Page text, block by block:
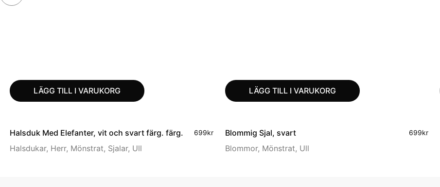
LÄGG TILL I VARUKORG
Halsduk Med Elefanter, vit och svart färg. färg. 699kr
Halsdukar, Herr, Mönstrat, Sjalar, Ull
LÄGG TILL I VARUKORG
Blommig Sjal, svart 699kr
Blommor, Mönstrat, Ull